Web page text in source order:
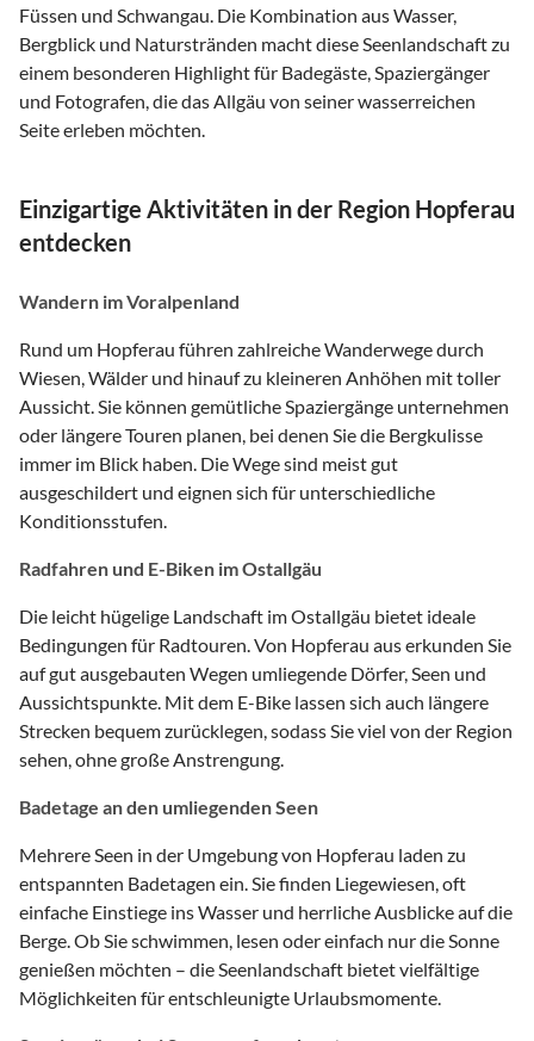
Füssen und Schwangau. Die Kombination aus Wasser,
Bergblick und Naturstränden macht diese Seenlandschaft zu
einem besonderen Highlight für Badegäste, Spaziergänger
und Fotografen, die das Allgäu von seiner wasserreichen
Seite erleben möchten.
Einzigartige Aktivitäten in der Region Hopferau
entdecken
Wandern im Voralpenland
Rund um Hopferau führen zahlreiche Wanderwege durch
Wiesen, Wälder und hinauf zu kleineren Anhöhen mit toller
Aussicht. Sie können gemütliche Spaziergänge unternehmen
oder längere Touren planen, bei denen Sie die Bergkulisse
immer im Blick haben. Die Wege sind meist gut
ausgeschildert und eignen sich für unterschiedliche
Konditionsstufen.
Radfahren und E-Biken im Ostallgäu
Die leicht hügelige Landschaft im Ostallgäu bietet ideale
Bedingungen für Radtouren. Von Hopferau aus erkunden Sie
auf gut ausgebauten Wegen umliegende Dörfer, Seen und
Aussichtspunkte. Mit dem E-Bike lassen sich auch längere
Strecken bequem zurücklegen, sodass Sie viel von der Region
sehen, ohne große Anstrengung.
Badetage an den umliegenden Seen
Mehrere Seen in der Umgebung von Hopferau laden zu
entspannten Badetagen ein. Sie finden Liegewiesen, oft
einfache Einstiege ins Wasser und herrliche Ausblicke auf die
Berge. Ob Sie schwimmen, lesen oder einfach nur die Sonne
genießen möchten – die Seenlandschaft bietet vielfältige
Möglichkeiten für entschleunigte Urlaubsmomente.